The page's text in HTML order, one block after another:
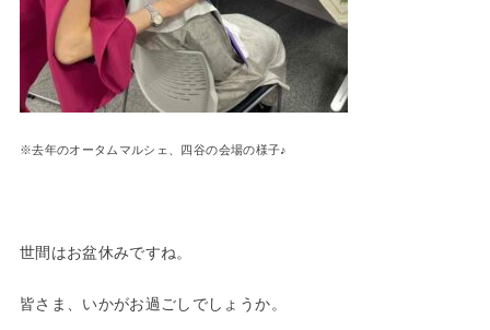
※去年のオータムマルシェ、四谷の会場の様子♪
世間はお盆休みですね。
皆さま、いかがお過ごしでしょうか。